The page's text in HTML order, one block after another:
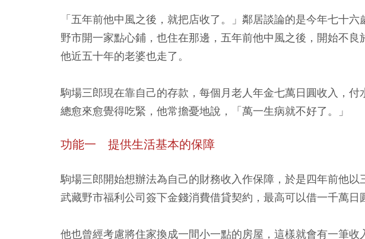
「五年前他中風之後，就把店收了。」鄰居談論的是今年七十
野市開一家點心鋪，也住在那邊，五年前他中風之後，開始不
他近五十年的老婆也走了。
駒場三郎現在靠自己的存款，每個月老人年金七萬日圓收入，
總愈來愈覺得吃緊，他常擔憂地說，「萬一生病就不好了。」
功能一 提供生活基本的保障
駒場三郎開始想辦法為自己的財務收入作保障，於是四年前他
武藏野市福利公司簽下金錢消費借貸契約，最高可以借一千萬日
他也曾經考慮將住家換成一間小一點的房屋，這樣就會有一筆